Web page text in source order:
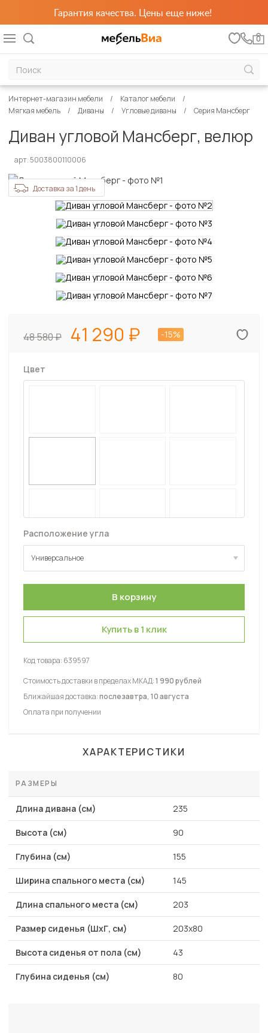
Гарантия качества. Цены еще ниже!
0
Интернет-магазин мебели
Каталог мебели
Мягкая мебель
Диваны Угловые диваны Серия Мансберг
Диван угловой Мансберг, велюр
арт. 5003800110006
Доставка за 1 день
48 580 41 290 -15%
Цвет
Расположение угла
Универсальное
Универсальное
Купить в 1 клик
Код товара: 639597
Стоимость доставки в пределах МКАД:1 990 рублей
Ближайшая доставка:послезавтра, 10 августа
Оплата при получении
ХАРАКТЕРИСТИКИ
РАЗМЕРЫ
Длина дивана (см) 235
Высота (см) 90
Глубина (см) 155
Ширина спального места (см) 145
Длина спального места (см) 203
Размер сиденья (ШхГ, см) 203х80
Высота сиденья от пола (см) 43
Глубина сиденья (см) 80